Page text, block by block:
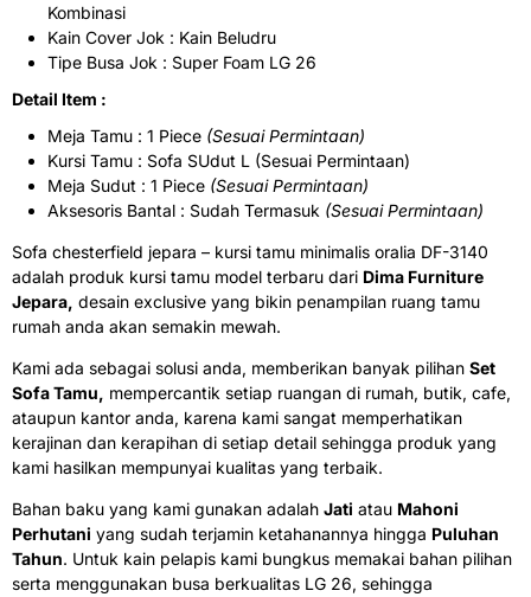
Kombinasi
Kain Cover Jok : Kain Beludru
Tipe Busa Jok : Super Foam LG 26
Detail Item :
Meja Tamu : 1 Piece (Sesuai Permintaan)
Kursi Tamu : Sofa SUdut L (Sesuai Permintaan)
Meja Sudut : 1 Piece (Sesuai Permintaan)
Aksesoris Bantal : Sudah Termasuk (Sesuai Permintaan)
Sofa chesterfield jepara – kursi tamu minimalis oralia DF-3140
adalah produk kursi tamu model terbaru dari Dima Furniture
Jepara, desain exclusive yang bikin penampilan ruang tamu
rumah anda akan semakin mewah.
Kami ada sebagai solusi anda, memberikan banyak pilihan Set
Sofa Tamu, mempercantik setiap ruangan di rumah, butik, cafe,
ataupun kantor anda, karena kami sangat memperhatikan
kerajinan dan kerapihan di setiap detail sehingga produk yang
kami hasilkan mempunyai kualitas yang terbaik.
Bahan baku yang kami gunakan adalah Jati atau Mahoni
Perhutani yang sudah terjamin ketahanannya hingga Puluhan
Tahun. Untuk kain pelapis kami bungkus memakai bahan pilihan
serta menggunakan busa berkualitas LG 26, sehingga